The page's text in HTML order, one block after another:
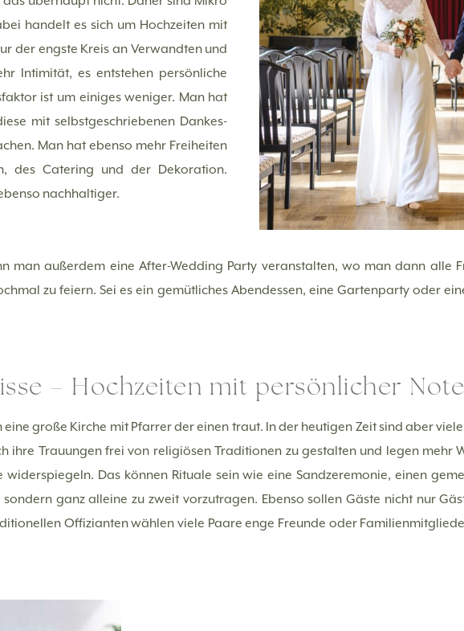
handelt es sich um Hochzeiten mit
der engste Kreis an Verwandten und
Intimität, es entstehen persönliche
ist um einiges weniger. Man hat
mit selbstgeschriebenen Dankes-
Man hat ebenso mehr Freiheiten
des Catering und der Dekoration.
nachhaltiger.
man außerdem eine After-Wedding Party veranstalten, wo man dann alle
zu feiern. Sei es ein gemütliches Abendessen, eine Gartenparty oder
– Hochzeiten mit persönlicher Note
große Kirche mit Pfarrer der einen traut. In der heutigen Zeit sind aber
ihre Trauungen frei von religiösen Traditionen zu gestalten und legen mehr
Das können Rituale sein wie eine Sandzeremonie, einen
ganz alleine zu zweit vorzutragen. Ebenso sollen Gäste nicht nur
Offizianten wählen viele Paare enge Freunde oder